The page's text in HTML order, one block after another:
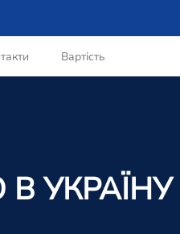
Вартість
УКРАЇНУ